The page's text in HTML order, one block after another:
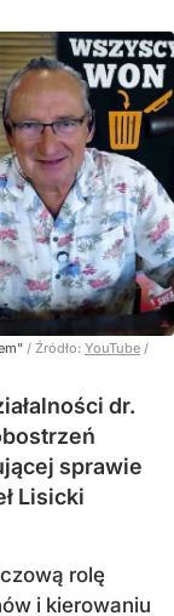
/ Źródło: YouTube /
dr.
sprawie
Lisicki
rolę
i kierowaniu